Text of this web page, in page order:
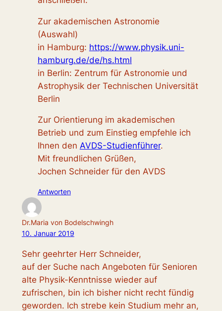
Zur akademischen Astronomie
(Auswahl)
in Hamburg: https://www.physik.uni-
hamburg.de/de/hs.html
in Berlin: Zentrum für Astronomie und
Astrophysik der Technischen Universität
Berlin
Zur Orientierung im akademischen
Betrieb und zum Einstieg empfehle ich
Ihnen den AVDS-Studienführer.
Mit freundlichen Grüßen,
Jochen Schneider für den AVDS
Antworten
Dr.Maria von Bodelschwingh
10. Januar 2019
Sehr geehrter Herr Schneider,
auf der Suche nach Angeboten für Senioren
alte Physik-Kenntnisse wieder auf
zufrischen, bin ich bisher nicht recht fündig
geworden. Ich strebe kein Studium mehr an,